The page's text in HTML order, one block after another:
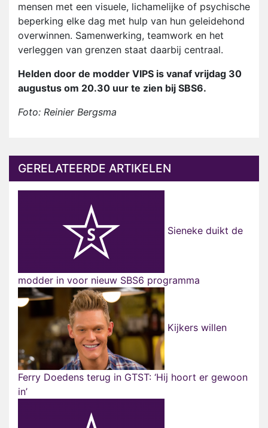
mensen met een visuele, lichamelijke of psychische
beperking elke dag met hulp van hun geleidehond
overwinnen. Samenwerking, teamwork en het
verleggen van grenzen staat daarbij centraal.
Helden door de modder VIPS is vanaf vrijdag 30
augustus om 20.30 uur te zien bij SBS6.
Foto: Reinier Bergsma
GERELATEERDE ARTIKELEN
Sieneke duikt de
modder in voor nieuw SBS6 programma
Kijkers willen
Ferry Doedens terug in GTST: ‘Hij hoort er gewoon
in’